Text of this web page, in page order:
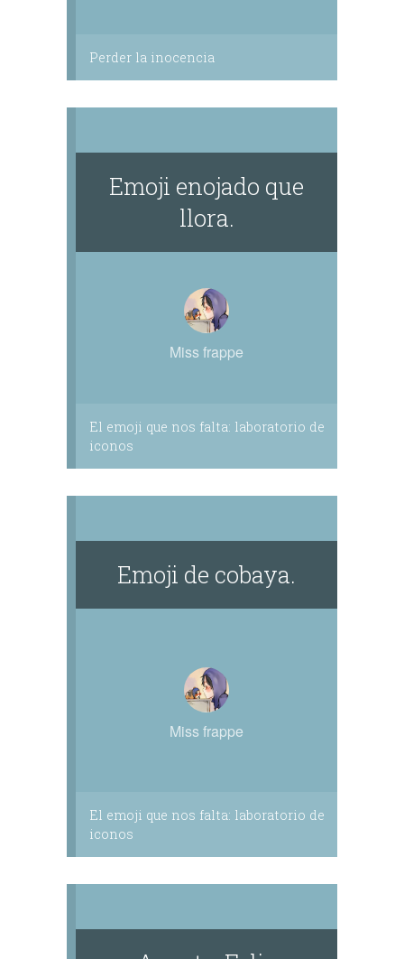
Perder la inocencia
Emoji enojado que
llora.
Miss frappe
El emoji que nos falta: laboratorio de
iconos
Emoji de cobaya.
Miss frappe
El emoji que nos falta: laboratorio de
iconos